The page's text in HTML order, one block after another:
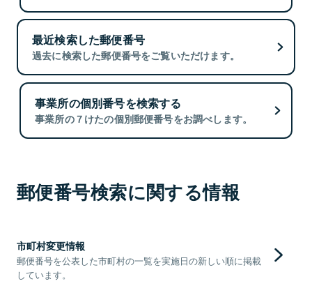
最近検索した郵便番号
過去に検索した郵便番号をご覧いただけます。
事業所の個別番号を検索する
事業所の７けたの個別郵便番号をお調べします。
郵便番号検索に関する情報
市町村変更情報
郵便番号を公表した市町村の一覧を実施日の新しい順に掲載
しています。